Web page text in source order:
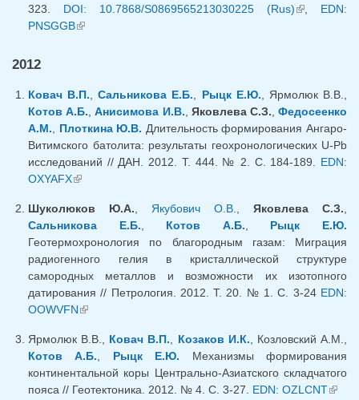
323. DOI: 10.7868/S0869565213030225 (Rus)(link is
, EDN:
PNSGGB(link is external)
2012
Ковач В.П. ,Сальникова Е.Б. Рыцк Е.Ю. , Ярмолюк В.В.,
Котов А.Б. ,Анисимова И.В. Яковлева С.З. ,Федосеенко
А.М.
Плоткина Ю.В. Длительность формирования Ангаро-
Витимского батолита: результаты геохронологических U-Pb
исследований // ДАН. 2012. Т. 444. № 2. С. 184-189. EDN:
OXYAFX(link is external)
Шуколюков Ю.А. Якубович О.В. Яковлева С.З.
Сальникова Е.Б.
Котов А.Б.
Рыцк Е.Ю.
Геотермохронология по благородным газам: Миграция
радиогенного гелия в кристаллической структуре
самородных металлов и возможности их изотопного
датирования // Петрология. 2012. Т. 20. № 1. С. 3-24 EDN:
OOWVFN(link is external)
Ярмолюк В.В., Ковач В.П. Козаков И.К. , Козловский А.М.,
Котов А.Б.
Рыцк Е.Ю. Механизмы формирования
континентальной коры Центрально-Азиатского складчатого
пояса // Геотектоника. 2012. № 4. С. 3-27. EDN: OZLCNT